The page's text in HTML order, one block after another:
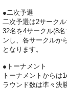
●二次予選
二次予選は2サーク
32名を4サークル(8
ンし、各サークルか
となります。
●トーナメント
トーナメントからは
ラウンド数は準々決